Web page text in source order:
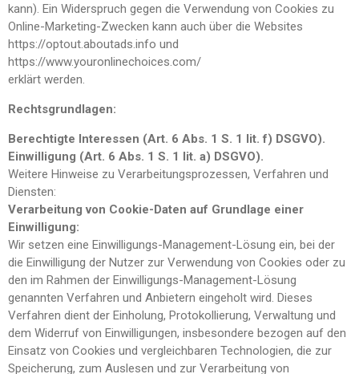
kann). Ein Widerspruch gegen die Verwendung von Cookies zu
Online-Marketing-Zwecken kann auch über die Websites
https://optout.aboutads.info und
https://www.youronlinechoices.com/
erklärt werden.
Rechtsgrundlagen:
Berechtigte Interessen (Art. 6 Abs. 1 S. 1 lit. f) DSGVO).
Einwilligung (Art. 6 Abs. 1 S. 1 lit. a) DSGVO).
Weitere Hinweise zu Verarbeitungsprozessen, Verfahren und
Diensten:
Verarbeitung von Cookie-Daten auf Grundlage einer
Einwilligung:
Wir setzen eine Einwilligungs-Management-Lösung ein, bei der
die Einwilligung der Nutzer zur Verwendung von Cookies oder zu
den im Rahmen der Einwilligungs-Management-Lösung
genannten Verfahren und Anbietern eingeholt wird. Dieses
Verfahren dient der Einholung, Protokollierung, Verwaltung und
dem Widerruf von Einwilligungen, insbesondere bezogen auf den
Einsatz von Cookies und vergleichbaren Technologien, die zur
Speicherung, zum Auslesen und zur Verarbeitung von